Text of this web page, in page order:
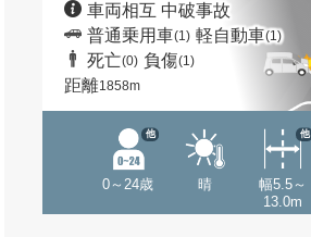
車両相互 中破事故
普通乗用車(1) 軽自動車(1)
死亡(0) 負傷(1)
距離1858m
0～24歳
他
晴
幅5.5～
13.0m
他